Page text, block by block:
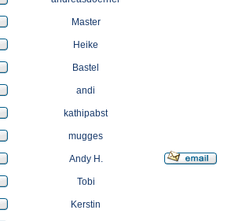
Master
Heike
Bastel
andi
kathipabst
mugges
Andy H.
Tobi
Kerstin